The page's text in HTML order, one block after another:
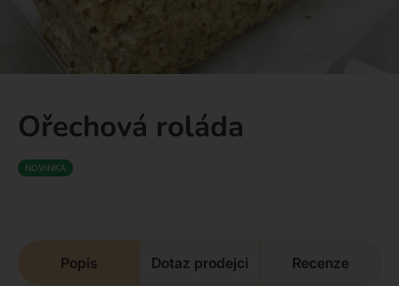
Ořechová roláda
NOVINKA
Popis Dotaz prodejci Recenze